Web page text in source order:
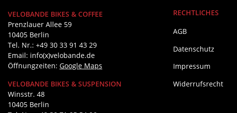
VELOBANDE BIKES & COFFEE
Prenzlauer Allee 59
10405 Berlin
Tel. Nr.: +49 30 33 91 43 29
Email: info(x)velobande.de
Öffnungzeiten: Google Maps
VELOBANDE BIKES & SUSPENSION
Winsstr. 48
10405 Berlin
RECHTLICHES
AGB
Datenschutz
Impressum
Widerrufsrecht